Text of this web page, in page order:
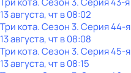
13 августа, чт в 08:02
Три кота. Сезон 3. Серия 44-я
13 августа, чт в 08:08
Три кота. Сезон 3. Серия 45-я
13 августа, чт в 08:15